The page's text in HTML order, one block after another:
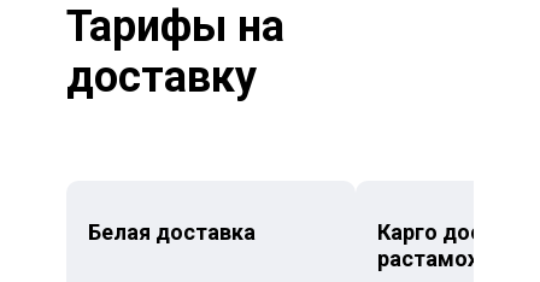
Тарифы на
доставку
Белая доставка
Карго
растаможкой